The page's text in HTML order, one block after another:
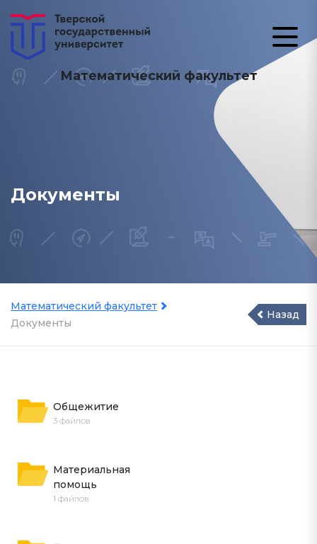
Математический факультет
Документы
Математический факультет
Документы
Назад
Общежитие
3 файлов
Материальная
помощь
1 файлов